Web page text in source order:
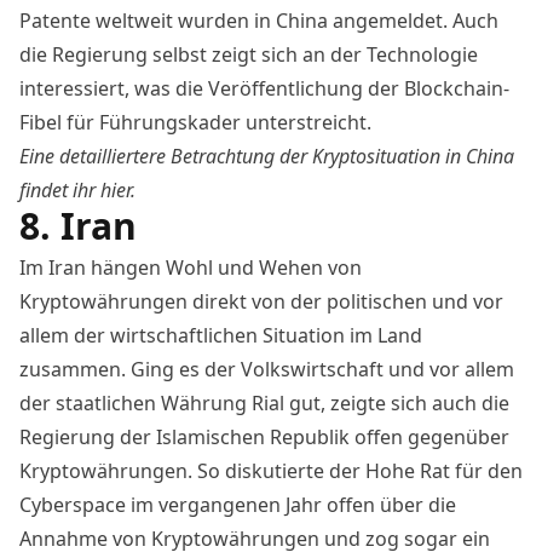
Patente weltweit wurden in China angemeldet. Auch
die Regierung selbst zeigt sich an der Technologie
interessiert, was die Veröffentlichung der Blockchain-
Fibel für Führungskader unterstreicht.
Eine detailliertere Betrachtung der Kryptosituation in China
findet ihrhier.
8. Iran
Im Iran hängen Wohl und Wehen von
Kryptowährungen direkt von der politischen und vor
allem der wirtschaftlichen Situation im Land
zusammen. Ging es der Volkswirtschaft und vor allem
der staatlichen Währung Rial gut, zeigte sich auch die
Regierung der Islamischen Republik offen gegenüber
Kryptowährungen. So diskutierte der Hohe Rat für den
Cyberspace im vergangenen Jahr offen über die
Annahme von Kryptowährungen und zog sogar ein